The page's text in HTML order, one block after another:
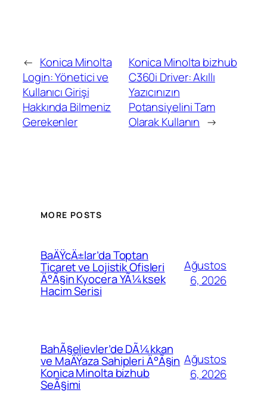
← Konica Minolta
Login: Yönetici ve
Kullanıcı Girişi
Hakkında Bilmeniz
Gerekenler
Konica Minolta bizhub
C360i Driver: Akıllı
Yazıcınızın
Potansiyelini Tam
Olarak Kullanın →
MORE POSTS
BaÄŸcÄ±lar’da Toptan
Ticaret ve Lojistik Ofisleri
Ä°Ã§in Kyocera YÃ¼ksek
Hacim Serisi
Ağustos
6, 2026
BahÃ§elievler’de DÃ¼kkan
ve MaÄŸaza Sahipleri Ä°Ã§in
Konica Minolta bizhub
SeÃ§imi
Ağustos
6, 2026